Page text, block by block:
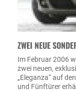
ZWEI NEUE
Im Februar 2006
zwei neuen,
„Eleganza“ auf
und Fünftürer